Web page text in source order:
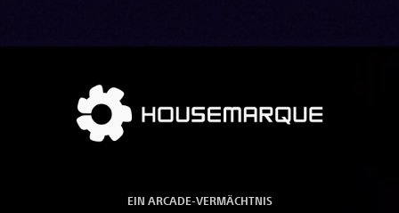
EIN ARCADE-VERMÄCHTNIS